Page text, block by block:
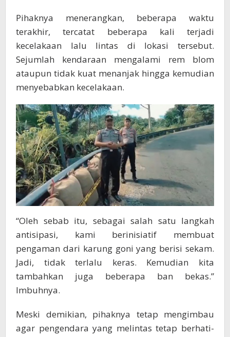
Pihaknya menerangkan, beberapa waktu
terakhir, tercatat beberapa kali terjadi
kecelakaan lalu lintas di lokasi tersebut.
Sejumlah kendaraan mengalami rem blom
ataupun tidak kuat menanjak hingga kemudian
menyebabkan kecelakaan.
“Oleh sebab itu, sebagai salah satu langkah
antisipasi, kami berinisiatif membuat
pengaman dari karung goni yang berisi sekam.
Jadi, tidak terlalu keras. Kemudian kita
tambahkan juga beberapa ban bekas.”
Imbuhnya.
Meski demikian, pihaknya tetap mengimbau
agar pengendara yang melintas tetap berhati-